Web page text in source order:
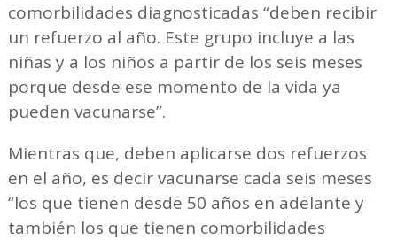
comorbilidades diagnosticadas “deben recibir
un refuerzo al año. Este grupo incluye a las
niñas y a los niños a partir de los seis meses
porque desde ese momento de la vida ya
pueden vacunarse”.
Mientras que, deben aplicarse dos refuerzos
en el año, es decir vacunarse cada seis meses
“los que tienen desde 50 años en adelante y
también los que tienen comorbilidades